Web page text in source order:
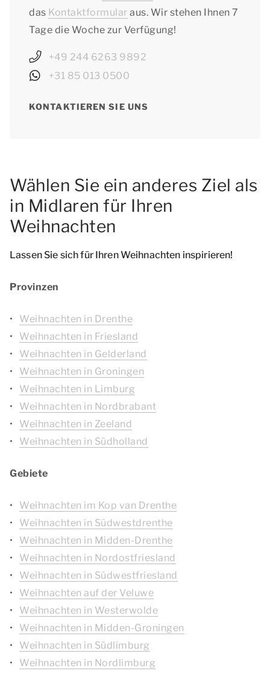
das Kontaktformular aus. Wir stehen Ihnen 7
Tage die Woche zur Verfügung!
+49 244 6263 9892
+31 85 013 0500
KONTAKTIEREN SIE UNS
Wählen Sie ein anderes Ziel als
in Midlaren für Ihren
Weihnachten
Lassen Sie sich für Ihren Weihnachten inspirieren!
Provinzen
Weihnachten in Drenthe
Weihnachten in Friesland
Weihnachten in Gelderland
Weihnachten in Groningen
Weihnachten in Limburg
Weihnachten in Nordbrabant
Weihnachten in Zeeland
Weihnachten in Südholland
Gebiete
Weihnachten im Kop van Drenthe
Weihnachten in Südwestdrenthe
Weihnachten in Midden-Drenthe
Weihnachten in Nordostfriesland
Weihnachten in Südwestfriesland
Weihnachten auf der Veluwe
Weihnachten in Westerwolde
Weihnachten in Midden-Groningen
Weihnachten in Südlimburg
Weihnachten in Nordlimburg